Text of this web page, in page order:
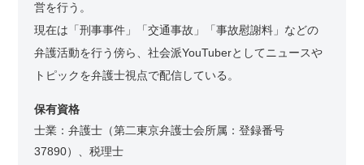
営を行う。
現在は「刑事事件」「交通事故」「事故慰謝料」などの
弁護活動を行う傍ら、社会派YouTuberとしてニュースや
トピックを弁護士視点で配信している。
保有資格
士業：弁護士（第二東京弁護士会所属：登録番号
37890）、税理士